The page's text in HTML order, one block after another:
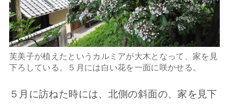
芙美子が植えたというカルミアが大木となって、家を見
下ろしている。５月には白い花を一面に咲かせる。
５月に訪ねた時には、北側の斜面の、家を見下